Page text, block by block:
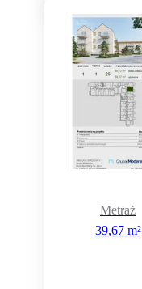
Metraż
39,67 m²